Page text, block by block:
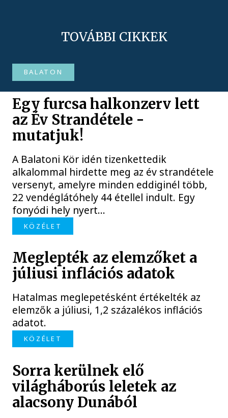
TOVÁBBI CIKKEK
BALATON
Egy furcsa halkonzerv lett
az Év Strandétele -
mutatjuk!
A Balatoni Kör idén tizenkettedik
alkalommal hirdette meg az év strandétele
versenyt, amelyre minden eddiginél több,
22 vendéglátóhely 44 étellel indult. Egy
fonyódi hely nyert...
KÖZÉLET
Meglepték az elemzőket a
júliusi inflációs adatok
Hatalmas meglepetésként értékelték az
elemzők a júliusi, 1,2 százalékos inflációs
adatot.
KÖZÉLET
Sorra kerülnek elő
világháborús leletek az
alacsony Dunából